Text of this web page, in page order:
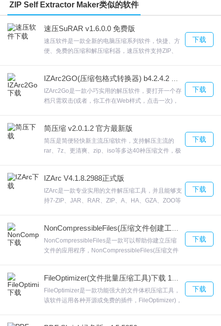
ZIP Self Extractor Maker软件优势
1.压缩和分发文件，无需轻松分离
2.解压缩前后运行特定的命令
4.用密码保护压缩可执行文件
5.请求管理员权限
创建新的压缩文件或转换现有的压缩文件
首先，我们指定是创建一个全新的ZIP文件，还是将一个现有的ZIP
然后我们按下“下一步”按钮。
在下一个屏幕中，如果我们已经指定创建一个全新的zip，我们可以
添加要包含在该zip中的文件。
入整个文件夹。
我们也可以按下“导入列表”按钮来导入文本文件中指定的文件列表
ZIP Self Extractor Maker类似的软件
速压SuRAR v1.6.0.0 免费版
速压软件是一款全新的电脑压缩系列软件，快捷、方
便、免费的压缩和解压缩利器，速压软件支持ZIP、
速压软件支持绝大多数的压缩文件，速压软件的压缩
速度超快，欢迎来合众软件园下载体验。
下载
IZArc2Go是一款小巧实用的解压软件，要打开一个存
档只需双击(或者，你工作在Web样式，点击一次)，
解压缩。IZArc2Go在windows系统下默认情况下，欢
迎来合众软件园下载体验。
下载
简压缩 v2.0.1.2 官方最新版
简压是简便轻快新主流压缩软件，支持解压主流的
rar、7z、更清爽、zip、iso等多达40种压缩文件，极
于有这方面需求的用户来说无疑能够大大提升效率。
简压自身的压缩格式KZ具有超大的压缩比和超快的压
缩解压速度。欢迎来合众软件园下载体验。
下载
IZArc V4.1.8.2988正式版
IZArc是一款专业实用的文件解压缩工具，并且能够支
持7-ZIP、JAR、RAR、ZIP、A、HA、GZA、ZOO等
用强度更高的192位密钥和256位密钥。欢迎来合众
软件园下载体验。
下载
NonCompressibleFiles是一款可以帮助你建立压缩
文件的应用程序，NonCompressibleFiles(压缩文件
个文件就可以立即压缩可以选择最大可压缩文件建
立，欢迎来合众软件园下载体验。
下载
FileOptimizer是一款功能强大的文件体积压缩工具，
该软件运用各种开源或免费的插件，FileOptimizer)，
下载